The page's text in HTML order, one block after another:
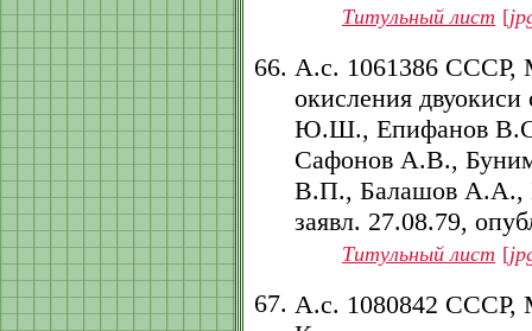
Титульный лист [
А.с. 1061386
окисления
Ю.Ш., Епифанов
Сафонов А.В.,
В.П., Балашов А.А.,
заявл. 27.08.79,
Титульный лист [
А.с. 1080842